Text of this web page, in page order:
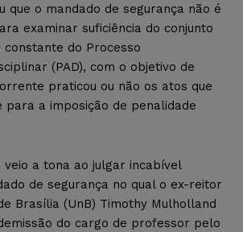
que o mandado de segurança não é
examinar suficiência do conjunto
do Processo
(PAD), com o objetivo de
praticou ou não os atos que
para a imposição de penalidade
veio a tona ao julgar incabível
de segurança no qual o ex-reitor
Brasília (UnB) Timothy Mulholland
do cargo de professor pelo